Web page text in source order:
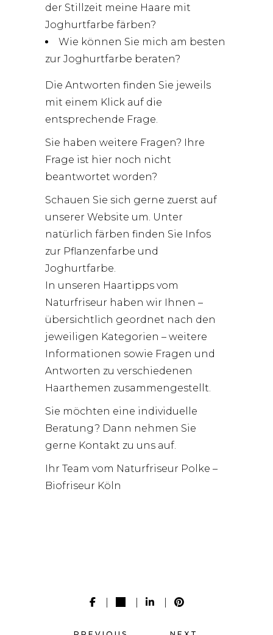
der Stillzeit meine Haare mit
Joghurtfarbe färben?
Wie können Sie mich am besten
zur Joghurtfarbe beraten?
Die Antworten finden Sie jeweils
mit einem Klick auf die
entsprechende Frage.
Sie haben weitere Fragen? Ihre
Frage ist hier noch nicht
beantwortet worden?
Schauen Sie sich gerne zuerst auf
unserer Website um. Unter
natürlich färben finden Sie Infos
zur Pflanzenfarbe und
Joghurtfarbe.
In unseren Haartipps vom
Naturfriseur haben wir Ihnen –
übersichtlich geordnet nach den
jeweiligen Kategorien – weitere
Informationen sowie Fragen und
Antworten zu verschiedenen
Haarthemen zusammengestellt.
Sie möchten eine individuelle
Beratung? Dann nehmen Sie
gerne Kontakt zu uns auf.
Ihr Team vom Naturfriseur Polke –
Biofriseur Köln